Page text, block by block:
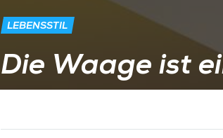
LEBENSSTIL
Die Waage ist